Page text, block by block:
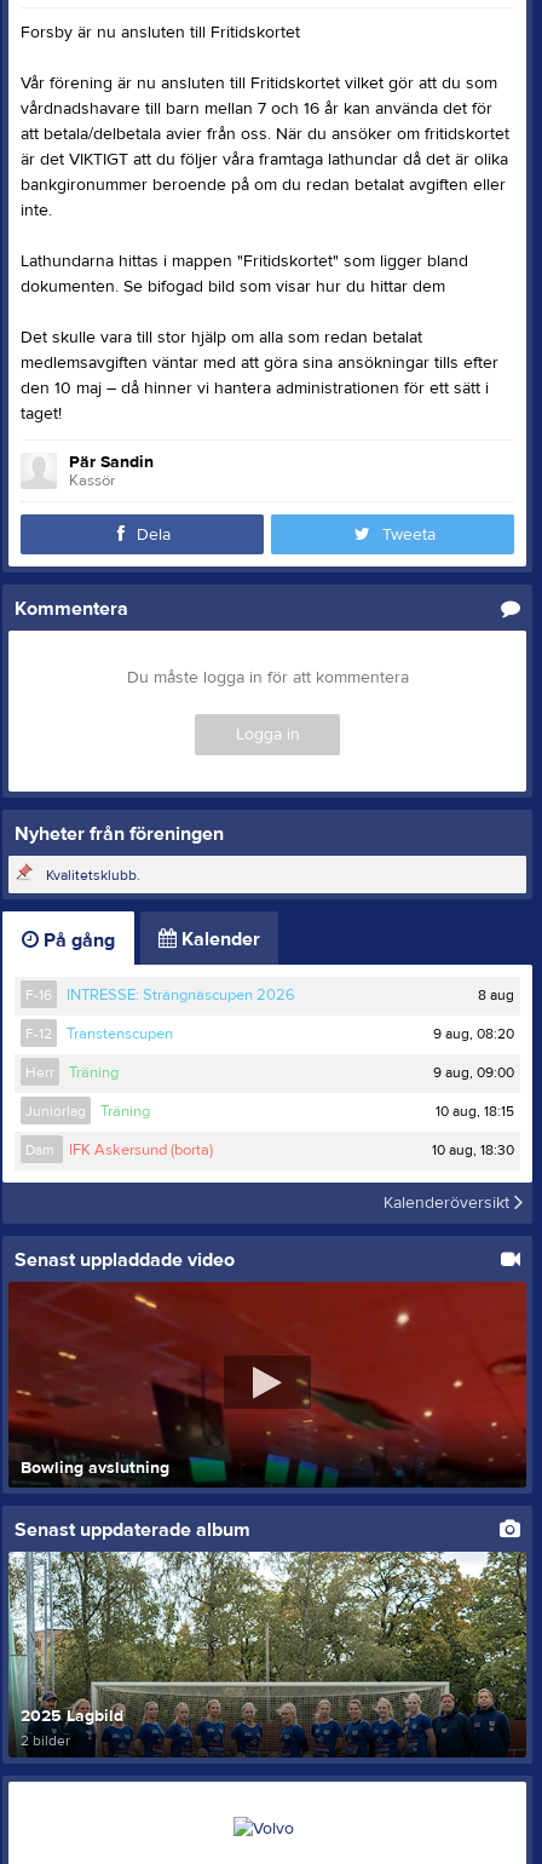
Forsby är nu ansluten till Fritidskortet
Vår förening är nu ansluten till Fritidskortet vilket gör att du som
vårdnadshavare till barn mellan 7 och 16 år kan använda det för
att betala/delbetala avier från oss. När du ansöker om fritidskortet
är det VIKTIGT att du följer våra framtaga lathundar då det är olika
bankgironummer beroende på om du redan betalat avgiften eller
inte.
Lathundarna hittas i mappen "Fritidskortet" som ligger bland
dokumenten. Se bifogad bild som visar hur du hittar dem
Det skulle vara till stor hjälp om alla som redan betalat
medlemsavgiften väntar med att göra sina ansökningar tills efter
den 10 maj – då hinner vi hantera administrationen för ett sätt i
taget!
Pär Sandin
Kassör
Dela Tweeta
Kommentera
Du måste logga in för att kommentera
Logga in
Nyheter från föreningen
Kvalitetsklubb.
På gång Kalender
F-16 INTRESSE: Strängnäscupen 2026 8 aug
F-12 Transtenscupen 9 aug, 08:20
Herr Träning 9 aug, 09:00
Juniorlag Träning 10 aug, 18:15
Dam IFK Askersund (borta) 10 aug, 18:30
Kalenderöversikt
Senast uppladdade video
Bowling avslutning
Senast uppdaterade album
2025 Lagbild
2 bilder